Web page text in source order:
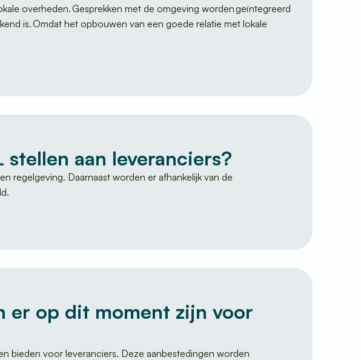
overheden. Gesprekken met de omgeving worden geïntegreerd
is. Omdat het opbouwen van een goede relatie met lokale
stellen aan leveranciers?
regelgeving. Daarnaast worden er afhankelijk van de
er op dit moment zijn voor
bieden voor leveranciers. Deze aanbestedingen worden